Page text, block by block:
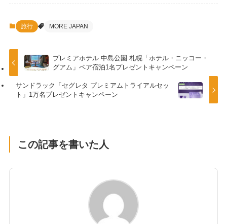
旅行 MORE JAPAN
プレミアホテル 中島公園 札幌「ホテル・ニッコー・
グアム」ペア宿泊1名プレゼントキャンペーン
サンドラック「セグレタ プレミアムトライアルセッ
ト」1万名プレゼントキャンペーン
この記事を書いた人